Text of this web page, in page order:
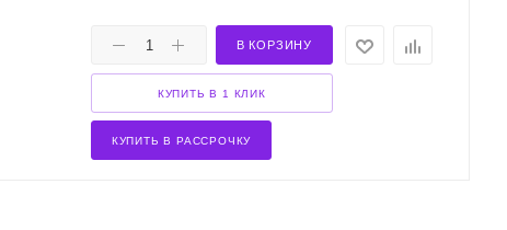
В КОРЗИНУ
КУПИТЬ В 1 КЛИК
КУПИТЬ В РАССРОЧКУ